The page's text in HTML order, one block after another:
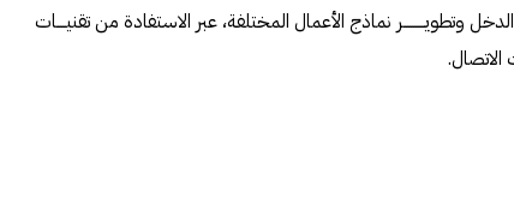
نماذج الأعمال المختلفة، عبر الاستفادة من تقنيــــات